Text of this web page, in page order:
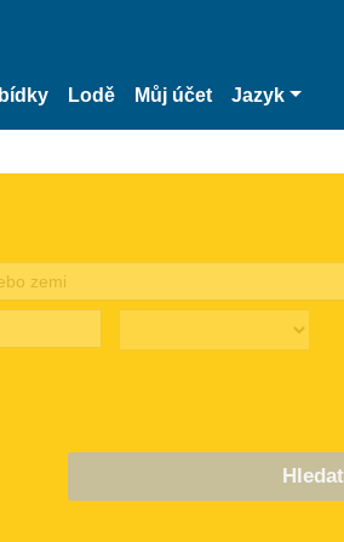
Lodě Můj účet Jazyk
Hledat